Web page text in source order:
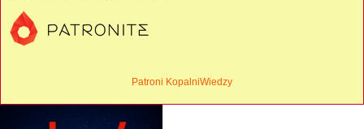
Patroni KopalniWiedzy